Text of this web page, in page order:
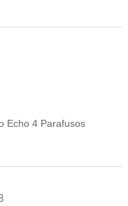
Echo 4 Parafusos